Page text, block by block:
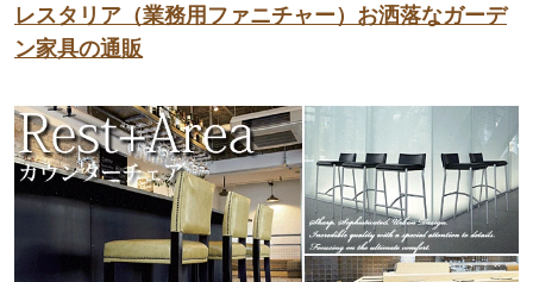
レスタリア（業務用ファニチャー）お洒落なガーデ
ン家具の通販